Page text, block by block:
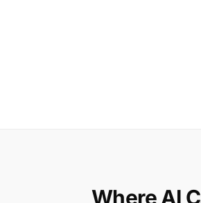
Where AI